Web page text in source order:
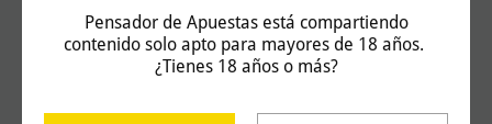
Pensador de Apuestas está compartiendo
contenido solo apto para mayores de 18 años.
¿Tienes 18 años o más?
Las cuotas son correctas en el momento de
publicación, 15:02 – 12/02/2025, y están sujetas a